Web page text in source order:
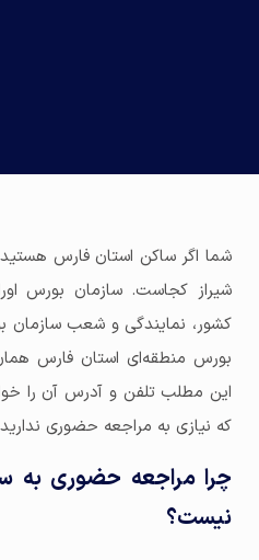
شما اگر ساکن استان فارس
شیراز کجاست. سازمان بورس
کشور، نمایندگی و شعب سازمان
بورس منطقه‌ای استان فارس
این مطلب تلفن و آدرس آن را
که نیازی به مراجعه حضوری
چرا مراجعه حضوری به
نیست؟